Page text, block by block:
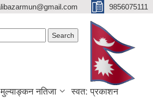
9856075111
मुल्याङ्कन नतिजा स्वत: प्रकाशन